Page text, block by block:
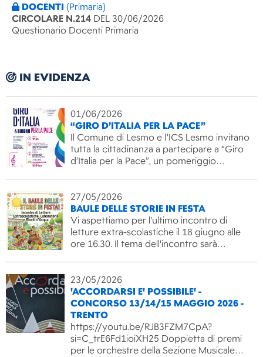
DOCENTI (Primaria)
CIRCOLARE N.214 DEL 30/06/2026
Questionario Docenti Primaria
IN EVIDENZA
01/06/2026
“GIRO D’ITALIA PER LA PACE”
Il Comune di Lesmo e l’ICS Lesmo invitano
tutta la cittadinanza a partecipare a “Giro
d’Italia per la Pace”, un pomeriggio…
27/05/2026
BAULE DELLE STORIE IN FESTA
Vi aspettiamo per l'ultimo incontro di
letture extra-scolastiche il 18 giugno alle
ore 16.30. Il tema dell'incontro sarà…
23/05/2026
'ACCORDARSI E' POSSIBILE' -
CONCORSO 13/14/15 MAGGIO 2026 -
TRENTO
https://youtu.be/RJB3FZM7CpA?
si=C_trE6Fd1ioiXH25 Doppietta di premi
per le orchestre della Sezione Musicale…